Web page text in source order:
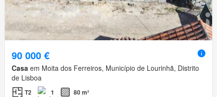
90 000 €
Casa em Moita dos Ferreiros, Município de Lourinhã, Distrito
de Lisboa
T2 1
80 m²